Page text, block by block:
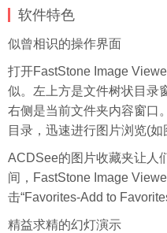
软件特色
似曾相识的操作界面
打开FastStone Image
似。左上方是文件树状目录
右侧是当前文件夹内容窗口
目录，迅速进行图片浏览(如
ACDSee的图片收藏夹让人
间，FastStone Image
击“Favorites-Add to
精益求精的幻灯演示